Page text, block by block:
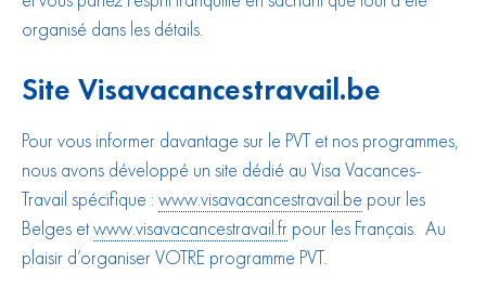
organisé dans les détails.
Site Visavacancestravail.be
Pour vous informer davantage sur le PVT et nos programmes,
nous avons développé un site dédié au Visa Vacances-
Travail spécifique : www.visavacancestravail.be pour les
Belges etwww.visavacancestravail.fr pour les Français. Au
plaisir d’organiser VOTRE programme PVT.